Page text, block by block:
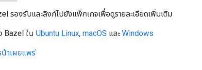
รองรับและลิงก์ไปยังแพ็กเกจเพื่อดูรายละเอียดเพิ่มเติม
Bazel ใน Ubuntu Linux, macOS และWindows
น้าเผยแพร่